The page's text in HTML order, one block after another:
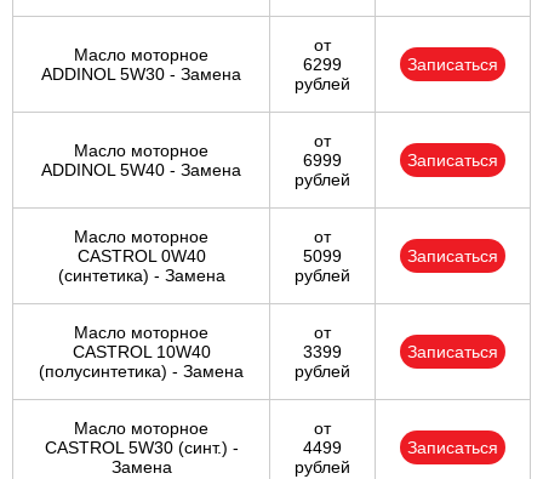
Масло моторное
ADDINOL 5W30 - Замена
от
6299
рублей
Записаться
Масло моторное
ADDINOL 5W40 - Замена
от
6999
рублей
Записаться
Масло моторное
CASTROL 0W40
(синтетика) - Замена
от
5099
рублей
Записаться
Масло моторное
CASTROL 10W40
(полусинтетика) - Замена
от
3399
рублей
Записаться
Масло моторное
CASTROL 5W30 (синт.) -
Замена
от
4499
рублей
Записаться